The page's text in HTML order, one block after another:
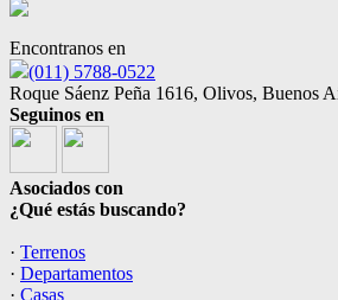
Encontranos en
(011) 5788-0522
Roque Sáenz Peña 1616, Olivos, Buenos
Seguinos en
Asociados con
¿Qué estás buscando?
· Terrenos
· Departamentos
· Casas